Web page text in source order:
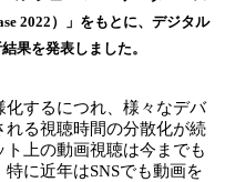
2022）」をもとに、デジタル
果を発表しました。
するにつれ、様々なデバ
る視聴時間の分散化が続
上の動画視聴は今までも
に近年はSNSでも動画を